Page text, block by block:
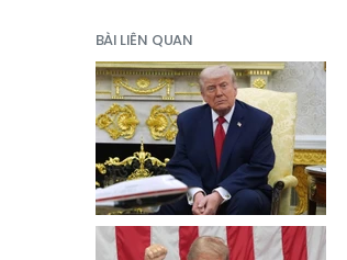
BÀI LIÊN QUAN